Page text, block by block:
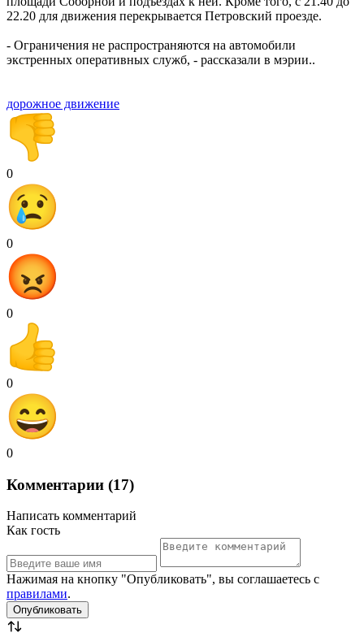
22.20 для движения перекрывается Петровский проезде.
- Ограничения не распространяются на автомобили
экстренных оперативных служб, - рассказали в мэрии..
дорожное движение
0
0
0
0
0
Комментарии (17)
Написать комментарий
Как гость
Нажимая на кнопку "Опубликовать", вы соглашаетесь с
правилами.